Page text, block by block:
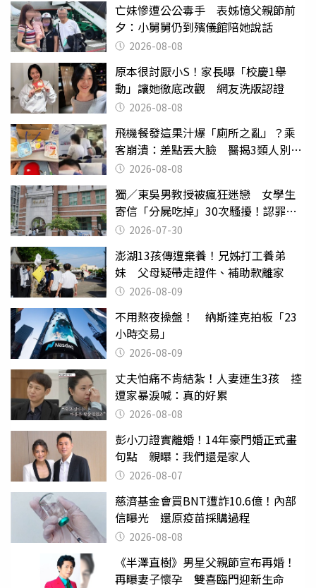
亡妹慘遭公公毒手 表姊憶父親節前
夕：小舅舅仍到殯儀館陪她說話
2026-08-08
原本很討厭小S！家長曝「校慶1舉
動」讓她徹底改觀 網友洗版認證
2026-08-08
飛機餐發這果汁爆「廁所之亂」？乘
客崩潰：差點丟大臉 醫揭3類人別亂
喝 2026-08-08
獨／東吳男教授被瘋狂迷戀 女學生
寄信「分屍吃掉」30次騷擾！認罪免
關 2026-07-30
澎湖13孩傳遭棄養！兄姊打工養弟
妹 父母疑帶走證件、補助款離家
2026-08-09
不用熬夜操盤！ 納斯達克拍板「23
小時交易」
2026-08-09
丈夫怕痛不肯結紮！人妻連生3孩 控
遭家暴淚喊：真的好累
2026-08-08
彭小刀證實離婚！14年豪門婚正式畫
句點 親曝：我們還是家人
2026-08-07
慈濟基金會買BNT遭詐10.6億！內部
信曝光 還原疫苗採購過程
2026-08-08
《半澤直樹》男星父親節宣布再婚！
再曝妻子懷孕 雙喜臨門迎新生命